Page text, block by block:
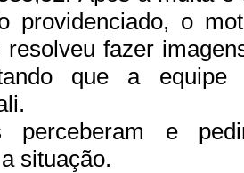
providenciado, o
resolveu fazer
que a
perceberam e
situação.